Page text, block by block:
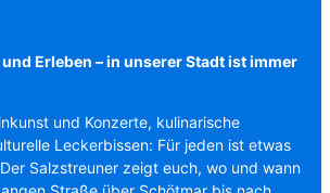
Erleben – in unserer Stadt ist immer
und Konzerte, kulinarische
Leckerbissen: Für jeden ist etwas
Salzstreuner zeigt euch, wo und wann